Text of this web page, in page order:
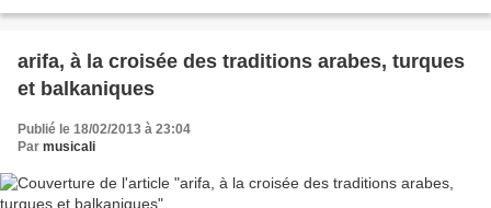
arifa, à la croisée des traditions arabes, turques
et balkaniques
Publié le 18/02/2013 à 23:04
Par musicali